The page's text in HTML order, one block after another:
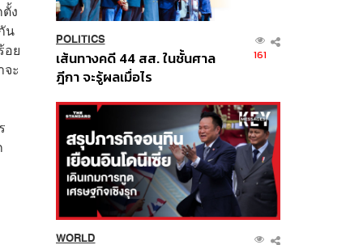
ง
น
อย
ะ
POLITICS
เส้นทางคดี 44 สส. ในชั้นศาล
ฎีกา จะรู้ผลเมื่อไร
161
WORLD